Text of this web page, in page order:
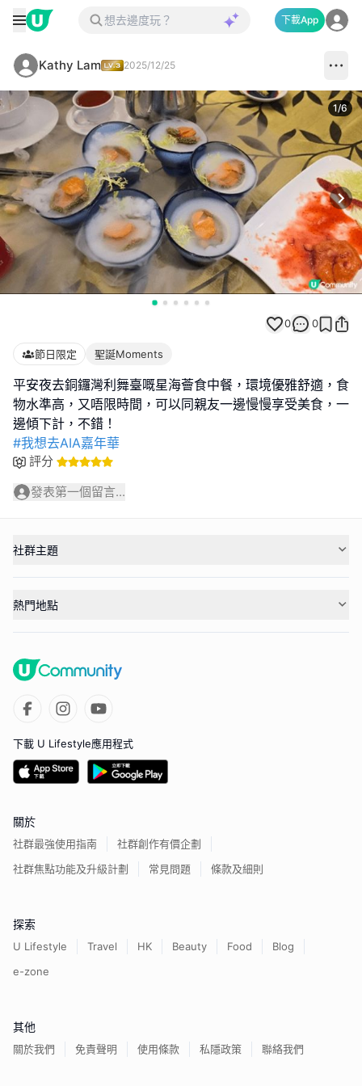
下載App
Kathy Lam 2025/12/25
1/6
0 0
節日限定 聖誕Moments
平安夜去銅鑼灣利舞臺嘅星海薈食中餐，環境優雅舒適，食
物水準高，又唔限時間，可以同親友一邊慢慢享受美食，一
#我想去AIA嘉年華
評分
發表第一個留言...
社群主題
熱門地點
下載 U Lifestyle應用程式
關於
社群最強使用指南
社群創作有價企劃
社群焦點功能及升級計劃
常見問題 條款及細則
探索
U Lifestyle Travel HK Beauty Food
Blog
e-zone
其他
關於我們 免責聲明 使用條款 私隱政策 聯絡我們